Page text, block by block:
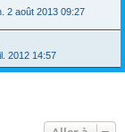
2 août 2013 09:27
2012 14:57